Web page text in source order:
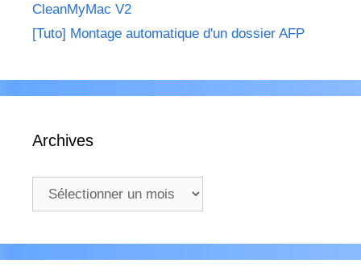
CleanMyMac V2
[Tuto] Montage automatique d'un dossier AFP
Archives
Archives